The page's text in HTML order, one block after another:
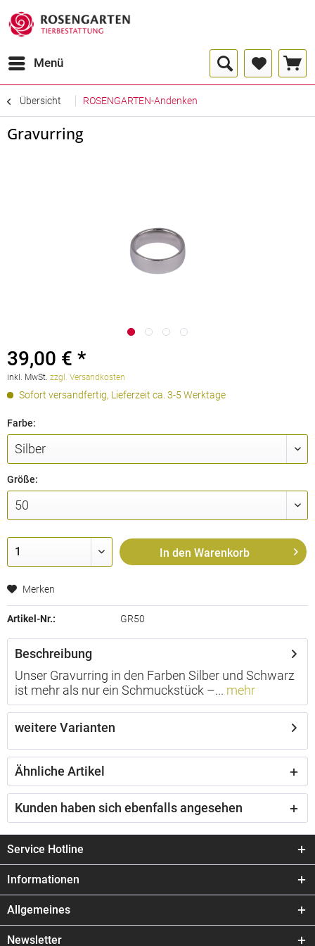
Menü
Übersicht ROSENGARTEN-Andenken
Gravurring
39,00 € *
inkl. MwSt. zzgl. Versandkosten
Sofort versandfertig, Lieferzeit ca. 3-5 Werktage
Farbe:
Größe:
In den Warenkorb
Merken
Artikel-Nr.: GR50
Beschreibung
Unser Gravurring in den Farben Silber und Schwarz
ist mehr als nur ein Schmuckstück –... mehr
weitere Varianten
Ähnliche Artikel
Kunden haben sich ebenfalls angesehen
Service Hotline
Informationen
Allgemeines
Newsletter